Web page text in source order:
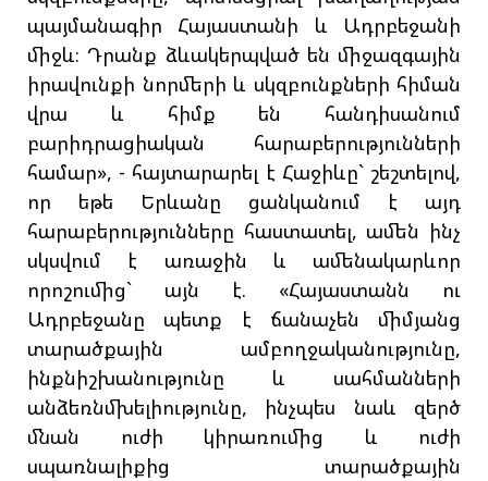
պայմանագիր Հայաստանի և Ադրբեջանի
միջև։ Դրանք ձևակերպված են միջազգային
իրավունքի նորմերի և սկզբունքների հիման
վրա և հիմք են հանդիսանում
բարիդրացիական հարաբերությունների
համար», - հայտարարել է Հաջիևը` շեշտելով,
որ եթե Երևանը ցանկանում է այդ
հարաբերությունները հաստատել, ամեն ինչ
սկսվում է առաջին և ամենակարևոր
որոշումից` այն է. «Հայաստանն ու
Ադրբեջանը պետք է ճանաչեն միմյանց
տարածքային ամբողջականությունը,
ինքնիշխանությունը և սահմանների
անձեռնմխելիությունը, ինչպես նաև զերծ
մնան ուժի կիրառումից և ուժի
սպառնալիքից տարածքային